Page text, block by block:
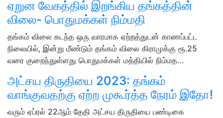
ஏறுன வேகத்தில் இறங்கிய தங்கத்தின்
விலை- பொதுமக்கள் நிம்மதி
தங்கம் விலை கடந்த ஒரு வாரமாக ஏற்றத்துடன் காணப்பட்ட
நிலையில், இன்று மீண்டும் தங்கம் விலை கிராமுக்கு ரூ.25
வரை குறைந்துள்ளது பொதுமக்கள் மத்தியில் நிம்மத…
அட்சய திருதியை 2023: தங்கம்
வாங்குவதற்கு ஏற்ற முகூர்த்த நேரம் இதோ!
வரும் ஏப்ரல் 22ஆம் தேதி அட்சய திருதியை பண்டிகை